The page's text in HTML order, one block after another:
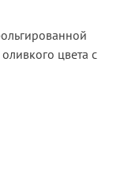
цвета с